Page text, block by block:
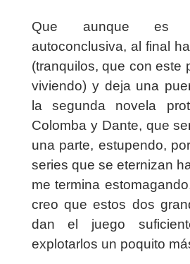
Que aunque es
autoconclusiva, al final
(tranquilos, que con este
viviendo) y deja una
la segunda novela
Colomba y Dante, que
una parte, estupendo,
series que se eternizan
me termina
creo que estos dos
dan el juego
explotarlos un poquito